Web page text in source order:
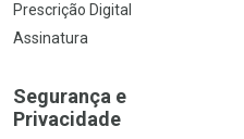
Prescrição Digital
Assinatura
Segurança e
Privacidade